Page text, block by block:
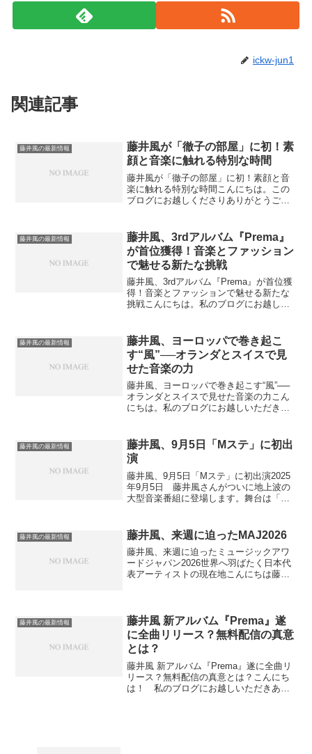
ickw-jun1
関連記事
藤井風の最新情報
藤井風が「徹子の部屋」に初！素
顔と音楽に触れる特別な時間
藤井風が「徹子の部屋」に初！素顔と音
楽に触れる特別な時間こんにちは。この
ブログにお越しくださりありがとうござ
藤井風さんがついにテレビ朝日の長寿番
組「徹子の部屋」に初出演...
藤井風の最新情報
藤井風、3rdアルバム『Prema』
が首位獲得！音楽とファッション
で魅せる新たな挑戦
藤井風、3rdアルバム『Prema』が首位獲
得！音楽とファッションで魅せる新たな
挑戦こんにちは。私のブログにお越しく
リースとその快挙、そして彼が見せてく
れた新しい一...
藤井風の最新情報
藤井風、ヨーロッパで巻き起こ
す“風”──オランダとスイスで見
せた音楽の力
藤井風、ヨーロッパで巻き起こす“風”──
オランダとスイスで見せた音楽の力こん
にちは。私のブログにお越しいただきあ
アー中でも、特に注目されたオランダ・
アムステルダム...
藤井風の最新情報
藤井風、9月5日「Mステ」に初出
演
藤井風、9月5日「Mステ」に初出演2025
年9月5日 藤井風さんがついに地上波の
大型音楽番組に登場します。舞台は「ミ
送の基本情報、見どころ、予習ポイント
をコンパ...
藤井風の最新情報 藤井風、来週に迫ったMAJ2026
藤井風、来週に迫ったミュージックアワ
ードジャパン2026世界へ羽ばたく日本代
表アーティストの現在地こんにちは藤井
AWARDS...
藤井風の最新情報
藤井風 新アルバム『Prema』遂
に全曲リリース？無料配信の真意
とは？
藤井風 新アルバム『Prema』遂に全曲リ
リース？無料配信の真意とは？こんにち
は！ 私のブログにお越しいただきあり